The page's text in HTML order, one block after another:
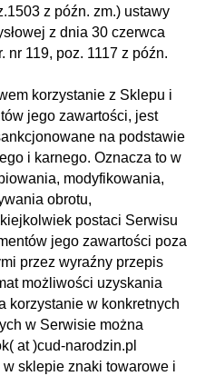
z późn. zm.) ustawy
z dnia 30 czerwca
nr 119, poz. 1117 z późn.
korzystanie z Sklepu i
jego zawartości, jest
na podstawie
i karnego. Oznacza to w
modyfikowania,
obrotu,
postaci Serwisu
jego zawartości poza
przez wyraźny przepis
możliwości uzyskania
korzystanie w konkretnych
w Serwisie można
at )cud-narodzin.pl
sklepie znaki towarowe i